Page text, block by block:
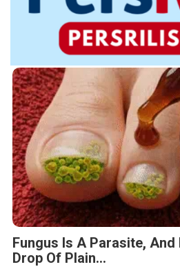
Fungus Is A Parasite,
Drop Of Plain...